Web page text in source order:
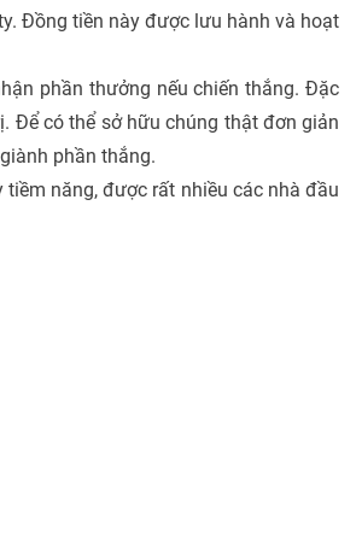
Đồng tiền này được lưu hành và hoạt
phần thưởng nếu chiến thắng. Đặc
Để có thể sở hữu chúng thật đơn giản
phần thắng.
tiềm năng, được rất nhiều các nhà đầu